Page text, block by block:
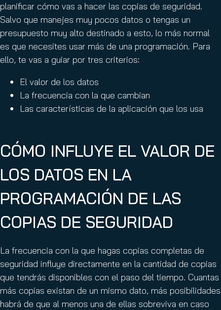
planificar cómo vas a hacer las copias de seguridad.
Salvo que manejes muy pocos datos o tengas un
presupuesto muy alto destinado a esto, lo más normal
es que necesites usar más de una programación. Para
ello, te vas a guiar por tres criterios:
El valor de los datos
La frecuencia con la que cambian
Las características de la aplicación que los usa
CÓMO INFLUYE EL VALOR DE
LOS DATOS EN LA
PROGRAMACIÓN DE LAS
COPIAS DE SEGURIDAD
La frecuencia con la que hagas copias completas de
seguridad influye directamente en la cantidad de copias
que tendrás disponibles con el paso del tiempo. Cuantas
más copias existan de un mismo dato, más posibilidades
habrá de que al menos una de ellas sobreviva en caso